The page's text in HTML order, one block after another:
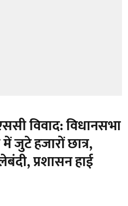
विवाद: विधानसभा
जुटे हजारों छात्र,
प्रशासन हाई